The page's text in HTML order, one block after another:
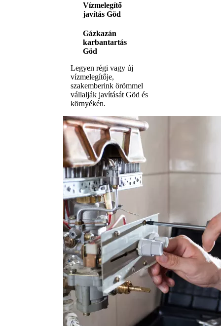
Vízmelegítő
javítás Göd
Gázkazán
karbantartás
Göd
Legyen régi vagy új
vízmelegítője,
szakemberink örömmel
vállalják javítását Göd és
környékén.